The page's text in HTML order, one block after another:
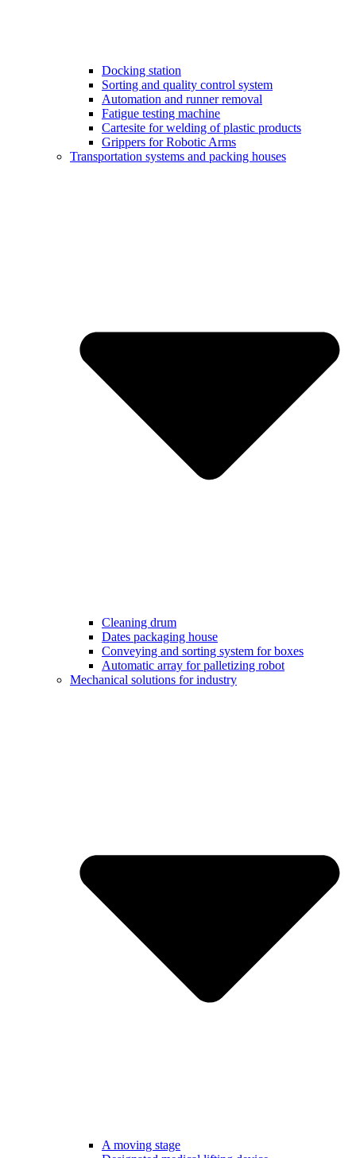
Docking station
Sorting and quality control system
Automation and runner removal
Fatigue testing machine
Cartesite for welding of plastic products
Grippers for Robotic Arms
Transportation systems and packing houses
Cleaning drum
Dates packaging house
Conveying and sorting system for boxes
Automatic array for palletizing robot
Mechanical solutions for industry
A moving stage